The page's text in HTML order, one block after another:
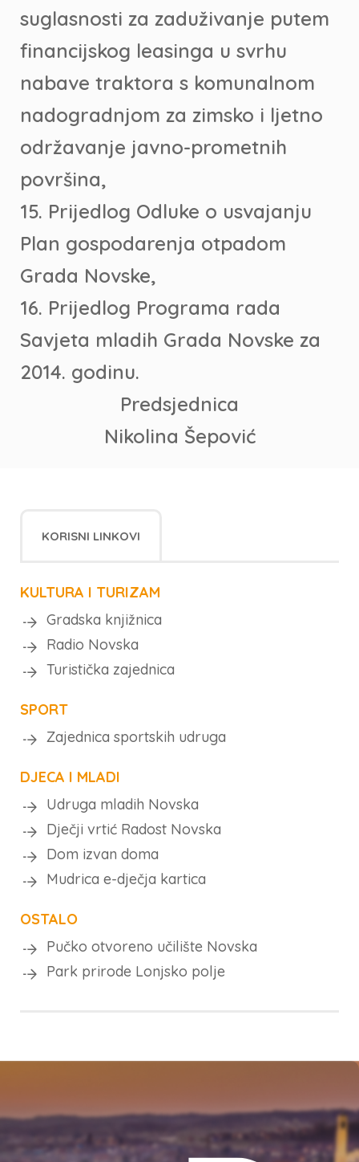
suglasnosti za zaduživanje putem
financijskog leasinga u svrhu
nabave traktora s komunalnom
nadogradnjom za zimsko i ljetno
održavanje javno-prometnih
površina,
15. Prijedlog Odluke o usvajanju
Plan gospodarenja otpadom
Grada Novske,
16. Prijedlog Programa rada
Savjeta mladih Grada Novske za
2014. godinu.
Predsjednica
Nikolina Šepović
KORISNI LINKOVI
KULTURA I TURIZAM
Gradska knjižnica
Radio Novska
Turistička zajednica
SPORT
Zajednica sportskih udruga
DJECA I MLADI
Udruga mladih Novska
Dječji vrtić Radost Novska
Dom izvan doma
Mudrica e-dječja kartica
OSTALO
Pučko otvoreno učilište Novska
Park prirode Lonjsko polje